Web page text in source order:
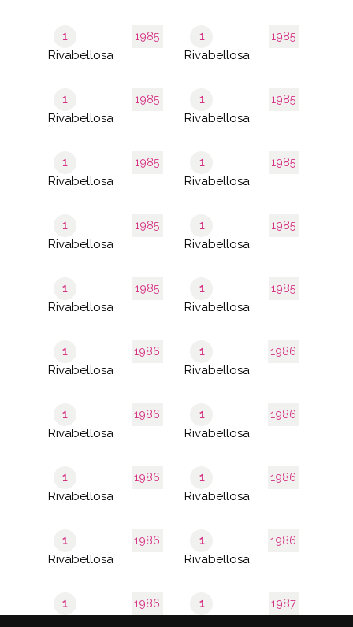
1985
1
Rivabellosa
1985
1
Rivabellosa
1985
1
Rivabellosa
1985
1
Rivabellosa
1985
1
Rivabellosa
1985
1
Rivabellosa
1985
1
Rivabellosa
1985
1
Rivabellosa
1985
1
Rivabellosa
1985
1
Rivabellosa
1986
1
Rivabellosa
1986
1
Rivabellosa
1986
1
Rivabellosa
1986
1
Rivabellosa
1986
1
Rivabellosa
1986
1
Rivabellosa
1986
1
Rivabellosa
1986
1
Rivabellosa
1986
1 1987
1